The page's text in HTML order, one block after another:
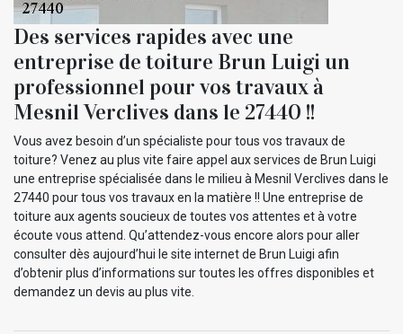
Des services rapides avec une
entreprise de toiture Brun Luigi un
professionnel pour vos travaux à
Mesnil Verclives dans le 27440 !!
Vous avez besoin d’un spécialiste pour tous vos travaux de
toiture? Venez au plus vite faire appel aux services de Brun Luigi
une entreprise spécialisée dans le milieu à Mesnil Verclives dans le
27440 pour tous vos travaux en la matière !! Une entreprise de
toiture aux agents soucieux de toutes vos attentes et à votre
écoute vous attend. Qu’attendez-vous encore alors pour aller
consulter dès aujourd’hui le site internet de Brun Luigi afin
d’obtenir plus d’informations sur toutes les offres disponibles et
demandez un devis au plus vite.